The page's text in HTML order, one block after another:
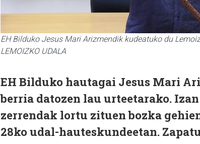
EH Bilduko Jesus Mari Arizmendik kudeatuko du
LEMOIZKO UDALA
EH Bilduko hautagai Jesus Mari
berria datozen lau urteetarako.
zerrendak lortu zituen bozka
28ko udal-hauteskundeetan.